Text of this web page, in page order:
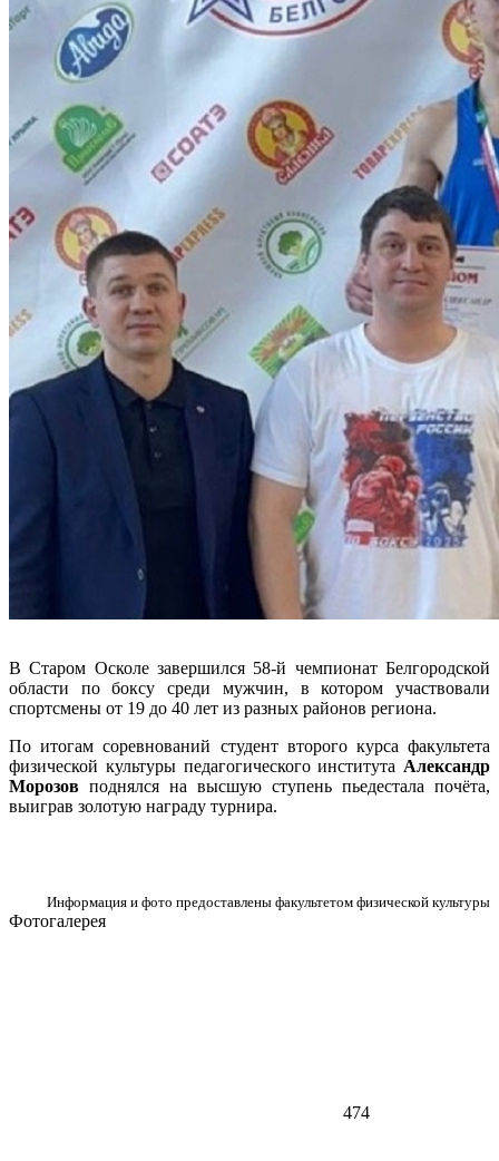
В Старом Осколе завершился 58-й чемпионат Белгородской
области по боксу среди мужчин, в котором участвовали
спортсмены от 19 до 40 лет из разных районов региона.
По итогам соревнований студент второго курса факультета
физической культуры педагогического института Александр
Морозов поднялся на высшую ступень пьедестала почёта,
выиграв золотую награду турнира.
Информация и фото предоставлены факультетом физической культуры
Фотогалерея
474